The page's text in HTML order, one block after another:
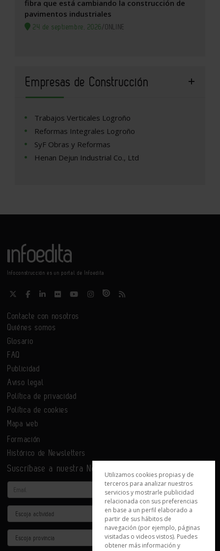
fibra que está cambiando la construcción de
pavimentos industriales
24 de septiembre, 2026/ONLINE
Empresas de Construcción
Trabajos Verticales Logroño
Reformas Integrales Logroño
SyF Obras y Reformas
Henan Dejun Industrial Co., Ltd
Infoconstrucción es un portal de Infoedita
Contacte con nosotros
Quiénes somos
Glosario
FAQ
Publicidad
Aviso legal
Política de privacidad
Política de cookies
Mapa web
Formación
Histórico de Newsletters
Suscríbase a nuestra Newsletter
Email
Actividad
Provincia
Utilizamos cookies propias y de
terceros para analizar nuestros
servicios y mostrarle publicidad
relacionada con sus preferencias
en base a un perfil elaborado a
partir de sus hábitos de
navegación (por ejemplo, páginas
visitadas o videos vistos). Puedes
obtener más información y